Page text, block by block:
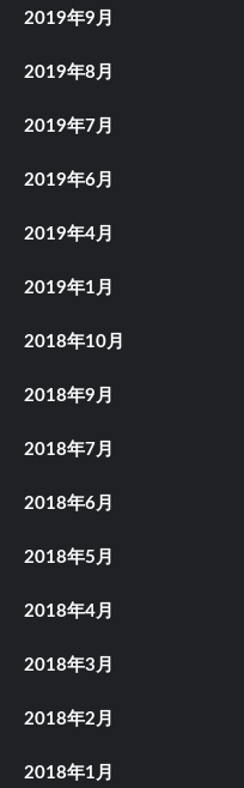
2019年9月
2019年8月
2019年7月
2019年6月
2019年4月
2019年1月
2018年10月
2018年9月
2018年7月
2018年6月
2018年5月
2018年4月
2018年3月
2018年2月
2018年1月